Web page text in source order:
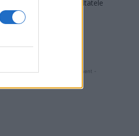
Arată rezultatele
Arhiva sondajelor
- Advertisment -